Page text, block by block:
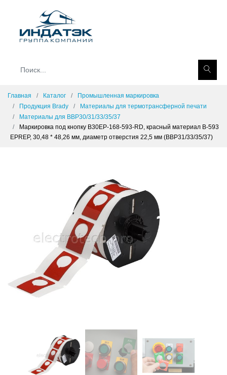
Главная Каталог
Промышленная маркировка
Продукция Brady
Материалы для термотрансферной печати
Материалы для BBP30/31/33/35/37
Маркировка под кнопку B30EP-168-593-RD, красный материал B-593
EPREP, 30,48 * 48,26 мм, диаметр отверстия 22,5 мм (BBP31/33/35/37)